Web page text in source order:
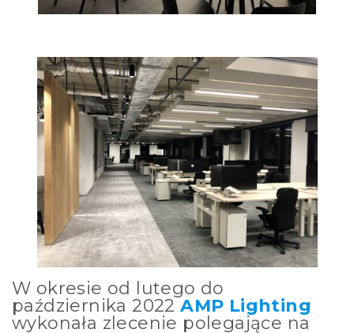
W okresie od lutego do
października 2022AMP Lighting
wykonała zlecenie polegające na